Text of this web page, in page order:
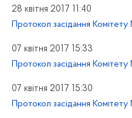
28 квітня 2017 11:40
Протокол засідання
07 квітня 2017 15:33
Протокол засідання
07 квітня 2017 15:30
Протокол засідання